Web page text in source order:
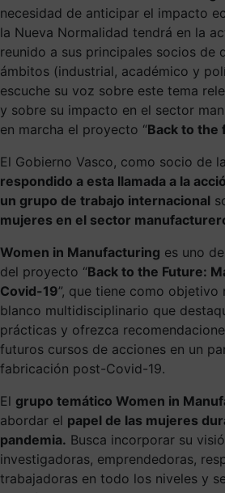
necesidad de anticipar el impacto
la Nueva Normalidad tendrá en la
reunido a sus principales socios de
ámbitos (industrial, académico y
escuche su voz sobre este tema
y sobre su impacto en el sector
en marcha el proyecto “Back to the
El Gobierno Vasco, como socio de
respondido a esta llamada a la
un grupo de trabajo internacional
mujeres en el sector
Women in Manufacturing es uno
del proyecto “Back to the Future:
Covid-19”, que tiene como objetivo
blanco multidisciplinario que
prácticas y ofrezca
futuros cursos de acciones en un
fabricación post-Covid-19.
El grupo temático Women in
abordar el papel de las mujeres
pandemia. Busca incorporar su
investigadoras, emprendedoras,
trabajadoras en todo los niveles y